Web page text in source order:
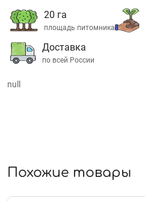
20 га
площадь питомника
Доставка
по всей России
null
Похожие товары